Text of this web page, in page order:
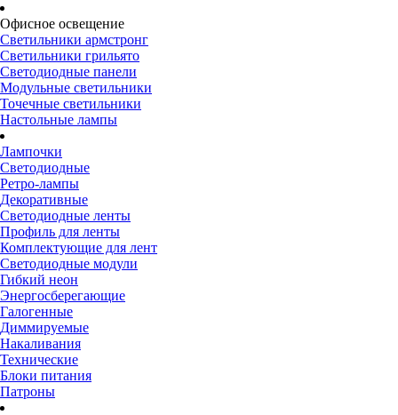
Офисное освещение
Светильники армстронг
Светильники грильято
Светодиодные панели
Модульные светильники
Точечные светильники
Настольные лампы
Лампочки
Светодиодные
Ретро-лампы
Декоративные
Светодиодные ленты
Профиль для ленты
Комплектующие для лент
Светодиодные модули
Гибкий неон
Энергосберегающие
Галогенные
Диммируемые
Накаливания
Технические
Блоки питания
Патроны